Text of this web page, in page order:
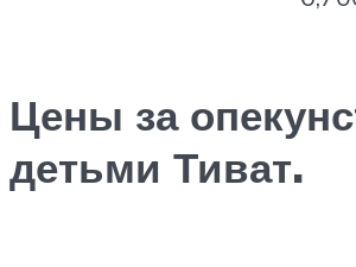
Цены за
детьми Тиват.